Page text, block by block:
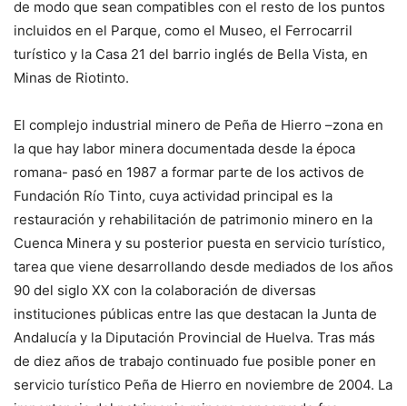
de modo que sean compatibles con el resto de los puntos
incluidos en el Parque, como el Museo, el Ferrocarril
turístico y la Casa 21 del barrio inglés de Bella Vista, en
Minas de Riotinto.
El complejo industrial minero de Peña de Hierro –zona en
la que hay labor minera documentada desde la época
romana- pasó en 1987 a formar parte de los activos de
Fundación Río Tinto, cuya actividad principal es la
restauración y rehabilitación de patrimonio minero en la
Cuenca Minera y su posterior puesta en servicio turístico,
tarea que viene desarrollando desde mediados de los años
90 del siglo XX con la colaboración de diversas
instituciones públicas entre las que destacan la Junta de
Andalucía y la Diputación Provincial de Huelva. Tras más
de diez años de trabajo continuado fue posible poner en
servicio turístico Peña de Hierro en noviembre de 2004. La